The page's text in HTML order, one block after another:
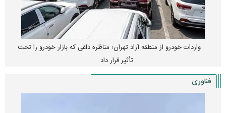
واردات خودرو از منطقه آزاد تهران؛ مناظره داغی که بازار خودرو را تحت
تأثیر قرار داد
فناوری